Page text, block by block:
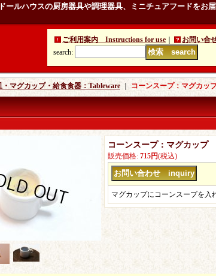
ルハウスの厨房器具や調理器具、ミニチュアフードをお届
ご利用案内 Instructions for use お問い合
search:
・マグカップ・給食食器：Tableware コーンスープ：マグカッ
コーンスープ：マグカップ
販売価格: 715円(税込)
マグカップにコーンスープを入